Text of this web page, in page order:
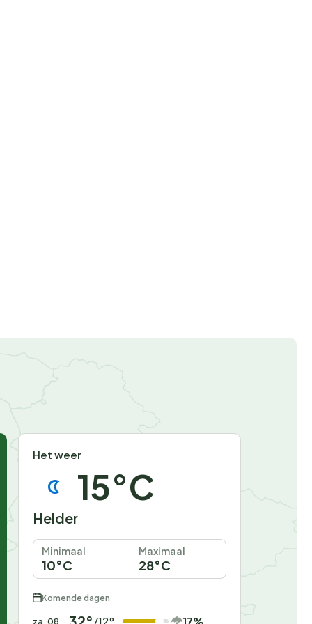
Het weer
15°C
Helder
Minimaal
10°C
Maximaal
28°C
Komende dagen
za. 08 /12° 17%